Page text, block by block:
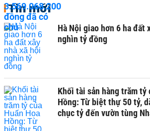
Tin mới
Hà Nội giao hơn 6 ha đất
nghìn tỷ đồng
Khối tài sản hàng trăm tỷ
Hồng: Từ biệt thự 50 tỷ,
chục tỷ đến vườn tùng